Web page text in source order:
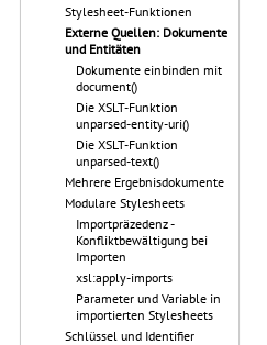
Stylesheet-Funktionen
Externe Quellen: Dokumente
und Entitäten
Dokumente einbinden mit
document()
Die XSLT-Funktion
unparsed-entity-uri()
Die XSLT-Funktion
unparsed-text()
Mehrere Ergebnisdokumente
Modulare Stylesheets
Importpräzedenz -
Konfliktbewältigung bei
Importen
xsl:apply-imports
Parameter und Variable in
importierten Stylesheets
Schlüssel und Identifier